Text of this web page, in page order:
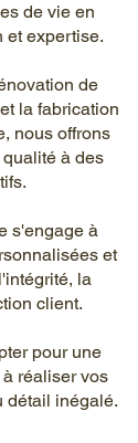
de vie en
et expertise.
de
la fabrication
nous offrons
à des
s'engage à
et
la
client.
pour une
réaliser vos
détail inégalé.